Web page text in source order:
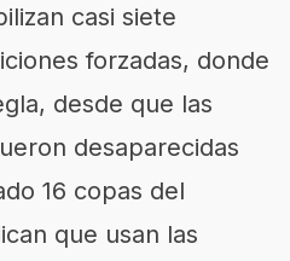
casi siete
forzadas, donde
desde que las
desaparecidas
16 copas del
que usan las